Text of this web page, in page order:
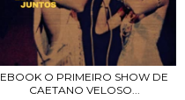
EBOOK O PRIMEIRO SHOW DE
CAETANO VELOSO...